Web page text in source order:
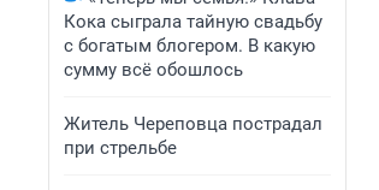
Кока сыграла тайную свадьбу
с богатым блогером. В какую
сумму всё обошлось
Житель Череповца пострадал
при стрельбе